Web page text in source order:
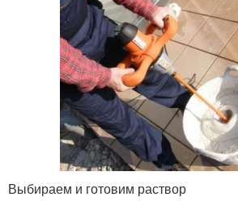
Выбираем и готовим раствор